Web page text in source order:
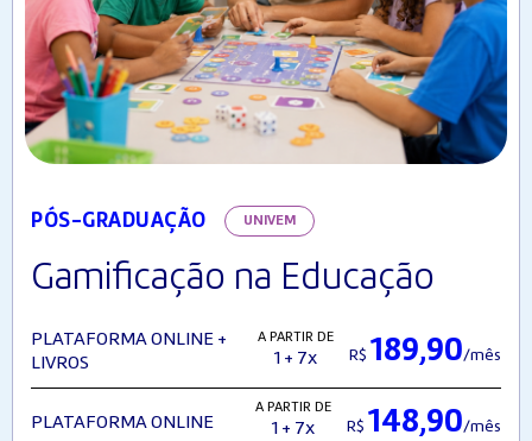
PÓS-GRADUAÇÃO UNIVEM
Gamificação na Educação
PLATAFORMA ONLINE +
LIVROS
A PARTIR DE
1 + 7x R$ 189,90/mês
PLATAFORMA ONLINE
A PARTIR DE
1 + 7x R$ 148,90/mês